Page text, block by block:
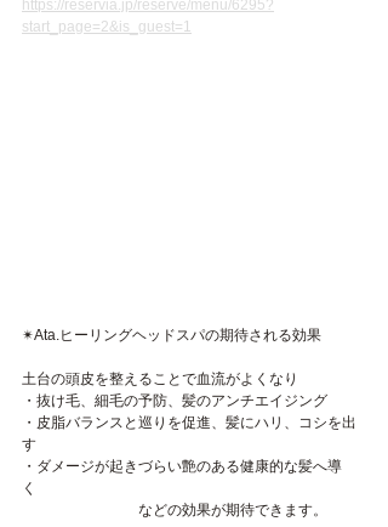
https://reservia.jp/reserve/menu/6295?
start_page=2&is_guest=1
✴︎Ata.ヒーリングヘッドスパの期待される効果
土台の頭皮を整えることで血流がよくなり
・抜け毛、細毛の予防、髪のアンチエイジング
・皮脂バランスと巡りを促進、髪にハリ、コシを出
す
・ダメージが起きづらい艶のある健康的な髪へ導
く
などの効果が期待できます。